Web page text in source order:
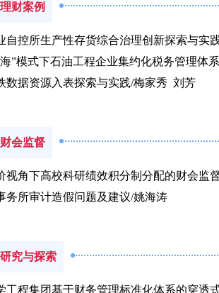
理财案例
自控所生产性存货综合治理创新探索与
”模式下石油工程企业集约化税务管理
数据资源入表探索与实践/梅家秀 刘芳
财会监督
视角下高校科研绩效积分制分配的财会
务所审计造假问题及建议/姚海涛
研究与探索
工程集团基于财务管理标准化体系的穿透